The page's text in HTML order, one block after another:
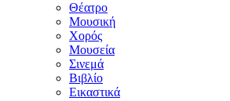
Θέατρο
Μουσική
Χορός
Μουσεία
Σινεμά
Βιβλίο
Εικαστικά